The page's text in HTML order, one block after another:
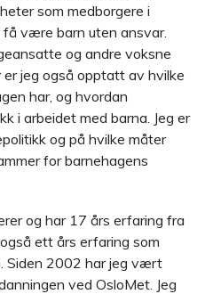
som medborgere i
være barn uten ansvar.
og andre voksne
jeg også opptatt av hvilke
har, og hvordan
i arbeidet med barna. Jeg er
og på hvilke måter
for barnehagens
og har 17 års erfaring fra
ett års erfaring som
Siden 2002 har jeg vært
ved OsloMet. Jeg